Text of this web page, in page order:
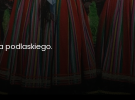
podlaskiego.